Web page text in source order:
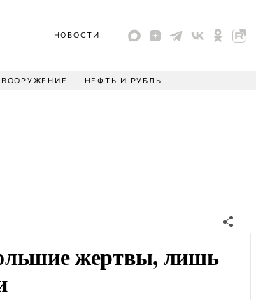
НОВОСТИ
НЕФТЬ И РУБЛЬ
жертвы, лишь